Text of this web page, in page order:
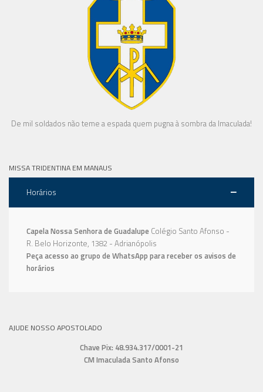
De mil soldados não teme a espada quem pugna à sombra da Imaculada!
MISSA TRIDENTINA EM MANAUS
Horários
Capela Nossa Senhora de Guadalupe Colégio Santo Afonso -
R. Belo Horizonte, 1382 - Adrianópolis
Peça acesso ao grupo de WhatsApp para receber os avisos de
horários
AJUDE NOSSO APOSTOLADO
Chave Pix: 48.934.317/0001-21
CM Imaculada Santo Afonso